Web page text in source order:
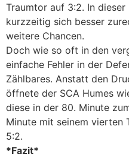
Traumtor auf 3:2. In
kurzzeitig sich besser
weitere Chancen.
Doch wie so oft in den
einfache Fehler in der
Zählbares. Anstatt den
öffnete der SCA Humes
diese in der 80. Minute
Minute mit seinem vierten
5:2.
*Fazit*